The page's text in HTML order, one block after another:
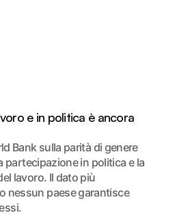
e in politica è ancora
Bank sulla parità di genere
partecipazione in politica e la
lavoro. Il dato più
nessun paese garantisce